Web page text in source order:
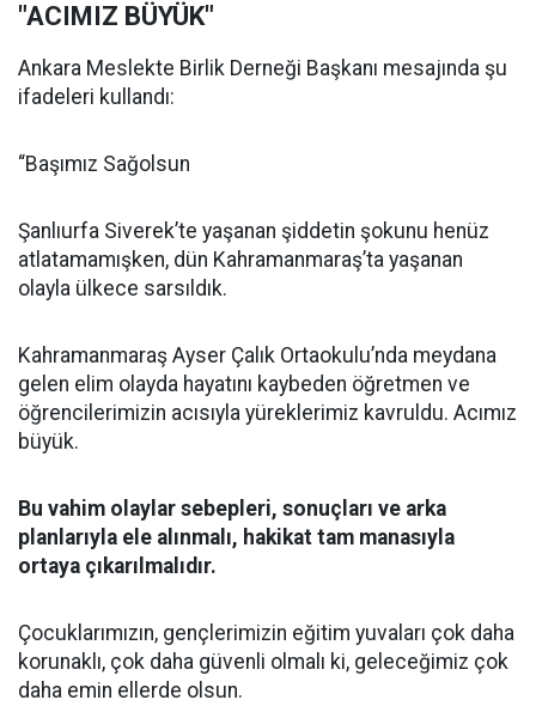
"ACIMIZ BÜYÜK"
Ankara Meslekte Birlik Derneği Başkanı mesajında şu
ifadeleri kullandı:
“Başımız Sağolsun
Şanlıurfa Siverek’te yaşanan şiddetin şokunu henüz
atlatamamışken, dün Kahramanmaraş’ta yaşanan
olayla ülkece sarsıldık.
Kahramanmaraş Ayser Çalık Ortaokulu’nda meydana
gelen elim olayda hayatını kaybeden öğretmen ve
öğrencilerimizin acısıyla yüreklerimiz kavruldu. Acımız
büyük.
Bu vahim olaylar sebepleri, sonuçları ve arka
planlarıyla ele alınmalı, hakikat tam manasıyla
ortaya çıkarılmalıdır.
Çocuklarımızın, gençlerimizin eğitim yuvaları çok daha
korunaklı, çok daha güvenli olmalı ki, geleceğimiz çok
daha emin ellerde olsun.